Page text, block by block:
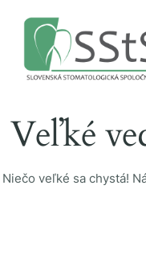
Veľké
Niečo veľké sa chystá!